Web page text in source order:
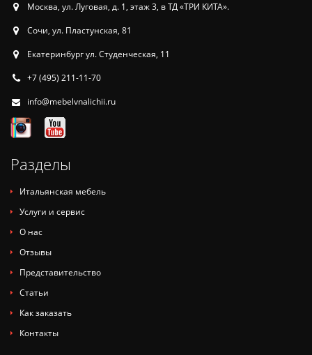
Москва, ул. Луговая, д. 1, этаж 3, в ТД «ТРИ КИТА».
Сочи, ул. Пластунская, 81
Екатеринбург ул. Студенческая, 11
+7 (495) 211-11-70
info@mebelvnalichii.ru
Разделы
Итальянская мебель
Услуги и сервис
О нас
Отзывы
Представительство
Статьи
Как заказать
Контакты